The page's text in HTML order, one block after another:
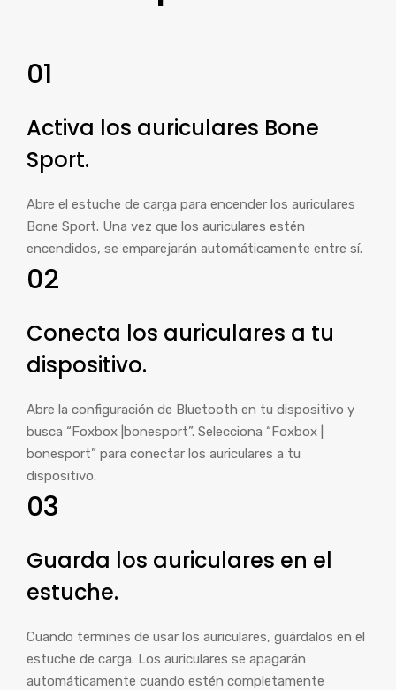
01
Activa los auriculares Bone
Sport.
Abre el estuche de carga para encender los auriculares
Bone Sport. Una vez que los auriculares estén
encendidos, se emparejarán automáticamente entre sí.
02
Conecta los auriculares a tu
dispositivo.
Abre la configuración de Bluetooth en tu dispositivo y
busca “Foxbox |bonesport”. Selecciona “Foxbox |
bonesport” para conectar los auriculares a tu
dispositivo.
03
Guarda los auriculares en el
estuche.
Cuando termines de usar los auriculares, guárdalos en el
estuche de carga. Los auriculares se apagarán
automáticamente cuando estén completamente